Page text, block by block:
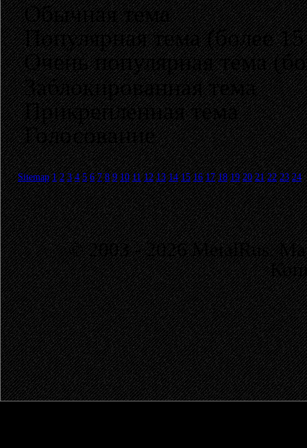
Обычная тема
Популярная тема (более 15
Очень популярная тема
Заблокированная тема
Прикрепленная тема
Голосование
Sitemap 1 2 3 4 5 6 7 8 9 10 11 12 13 14 15 16 17 18 19 20 21 22 23 24
© 2003 - 2026 MetalRus.